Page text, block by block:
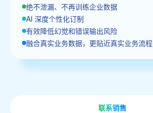
绝不泄漏、不再训练企业数据
AI 深度个性化订制
有效降低幻觉和错误输出风险
融合真实业务数据，更贴近真实业务流程
联系销售